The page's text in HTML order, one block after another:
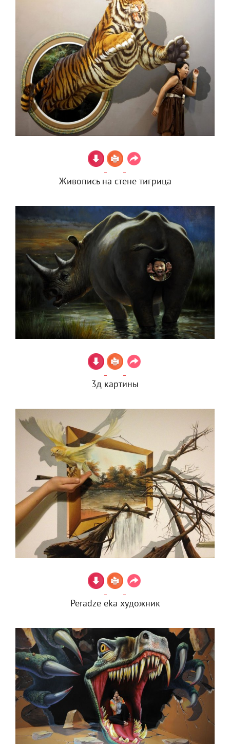
Живопись на стене тигрица
3д картины
Peradze eka художник